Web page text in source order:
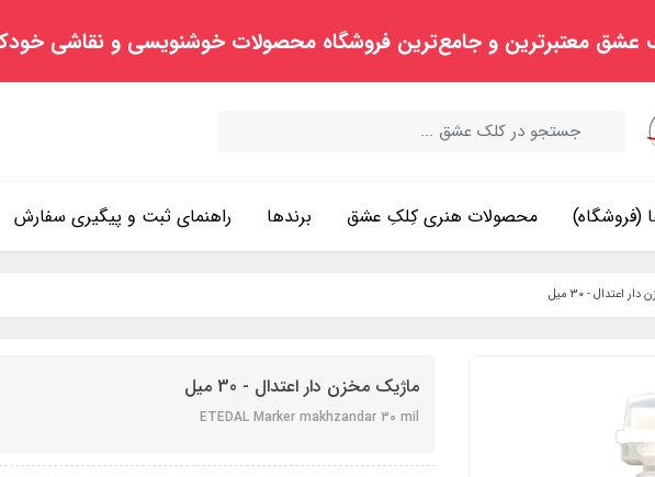
عشق معتبرترین و جامع‌ترین فروشگاه محصولات خوشنویسی و نقاشی
(فروشگاه) محصولات هنری کِلکِ عشق برندها راهنمای ثبت و پیگیری سفارش
اعتدال - 30 میل
ماژیک مخزن‏ دار اعتدال - 30 میل
ETEDAL Marker makhzandar 30 mil